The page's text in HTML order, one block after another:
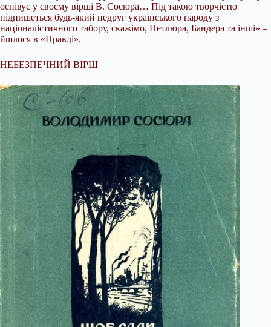
оспівує у своєму вірші В. Сосюра… Під такою творчістю
підпишеться будь-який недруг українського народу з
націоналістичного табору, скажімо, Петлюра, Бандера та інші» –
йшлося в «Правді».
НЕБЕЗПЕЧНИЙ ВІРШ